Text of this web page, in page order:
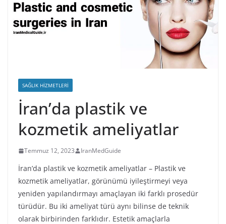
SAĞLIK HIZMETLERI
İran’da plastik ve
kozmetik ameliyatlar
Temmuz 12, 2023 IranMedGuide
İran’da plastik ve kozmetik ameliyatlar – Plastik ve
kozmetik ameliyatlar, görünümü iyileştirmeyi veya
yeniden yapılandırmayı amaçlayan iki farklı prosedür
türüdür. Bu iki ameliyat türü aynı bilinse de teknik
olarak birbirinden farklıdır. Estetik amaçlarla